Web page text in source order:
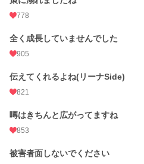
778
全く成長していませんでした
905
伝えてくれるよね(リーナSide)
821
噂はきちんと広がってますね
853
被害者面しないでください